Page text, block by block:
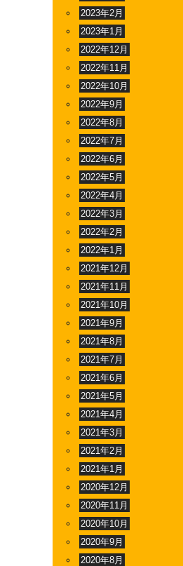
2023年2月
2023年1月
2022年12月
2022年11月
2022年10月
2022年9月
2022年8月
2022年7月
2022年6月
2022年5月
2022年4月
2022年3月
2022年2月
2022年1月
2021年12月
2021年11月
2021年10月
2021年9月
2021年8月
2021年7月
2021年6月
2021年5月
2021年4月
2021年3月
2021年2月
2021年1月
2020年12月
2020年11月
2020年10月
2020年9月
2020年8月